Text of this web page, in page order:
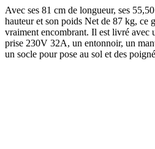
Avec ses 81 cm de longueur, ses
hauteur et son poids Net de 87 kg, ce
vraiment encombrant. Il est livré avec
prise 230V 32A, un entonnoir, un
un socle pour pose au sol et des